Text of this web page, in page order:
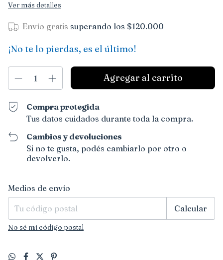
Ver más detalles
Envío gratis superando los $120.000
¡No te lo pierdas, es el último!
Compra protegida
Tus datos cuidados durante toda la compra.
Cambios y devoluciones
Si no te gusta, podés cambiarlo por otro o
devolverlo.
Entregas para el CP:
Medios de envío
Calcular
No sé mi código postal